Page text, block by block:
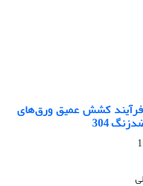
کشش عمیق ورق‌های
304